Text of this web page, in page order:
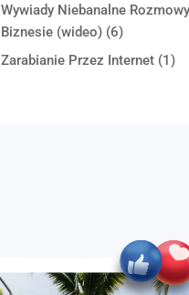
Wywiady Niebanalne
Biznesie (wideo) (6)
Zarabianie Przez Internet (1)